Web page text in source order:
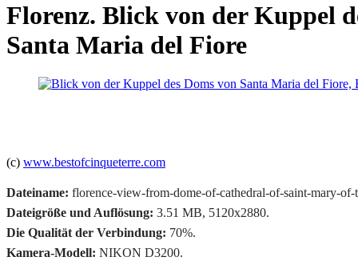
Florenz. Blick von der Kuppel
Santa Maria del Fiore
(c) www.bestofcinqueterre.com
Dateiname: florence-view-from-dome-of-cathedral-of-saint-mary-
Dateigröße und Auflösung: 3.51 MB, 5120x2880.
Die Qualität der Verbindung: 70%.
Kamera-Modell: NIKON D3200.